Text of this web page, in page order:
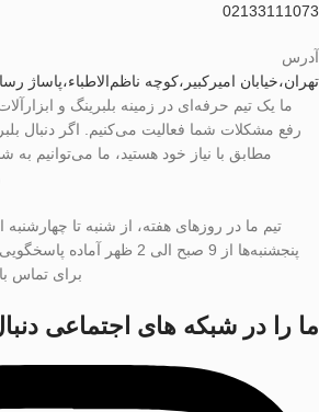
02133111073
آدرس
تهران،خیابان امیرکبیر،کوچه ناظم‌الاطباء،پاساژ
ما یک تیم حرفه‌ای در زمینه بلبرینگ و
رفع مشکلات شما فعالیت می‌کنیم. اگر دنبال
مطابق با نیاز خود هستید، ما می‌توانیم به
پنجشنبه‌ها از 9 صبح الی 2
برای تماس
ما را در شبکه های اجتماعی